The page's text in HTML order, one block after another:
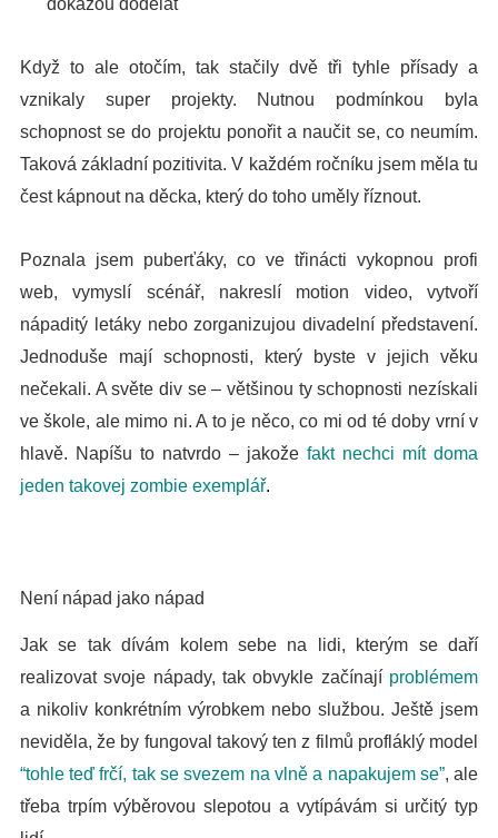
dokážou dodělat
Když to ale otočím, tak stačily dvě tři tyhle přísady a
vznikaly super projekty. Nutnou podmínkou byla
schopnost se do projektu ponořit a naučit se, co neumím.
Taková základní pozitivita. V každém ročníku jsem měla tu
čest kápnout na děcka, který do toho uměly říznout.
Poznala jsem puberťáky, co ve třinácti vykopnou profi
web, vymyslí scénář, nakreslí motion video, vytvoří
nápaditý letáky nebo zorganizujou divadelní představení.
Jednoduše mají schopnosti, který byste v jejich věku
nečekali. A světe div se – většinou ty schopnosti nezískali
ve škole, ale mimo ni. A to je něco, co mi od té doby vrní v
hlavě. Napíšu to natvrdo – jakože fakt nechci mít doma
jeden takovej zombie exemplář.
Není nápad jako nápad
Jak se tak dívám kolem sebe na lidi, kterým se daří
realizovat svoje nápady, tak obvykle začínají problémem
a nikoliv konkrétním výrobkem nebo službou.Ještě jsem
neviděla, že by fungoval takový ten z filmů profláklý model
“tohle teď frčí, tak se svezem na vlně a napakujem se”, ale
třeba trpím výběrovou slepotou a vytípávám si určitý typ